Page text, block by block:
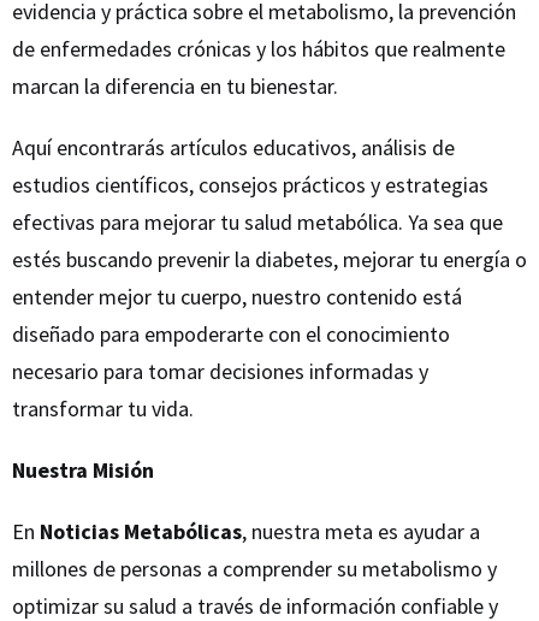
evidencia y práctica sobre el metabolismo, la prevención
de enfermedades crónicas y los hábitos que realmente
marcan la diferencia en tu bienestar.
Aquí encontrarás artículos educativos, análisis de
estudios científicos, consejos prácticos y estrategias
efectivas para mejorar tu salud metabólica. Ya sea que
estés buscando prevenir la diabetes, mejorar tu energía o
entender mejor tu cuerpo, nuestro contenido está
diseñado para empoderarte con el conocimiento
necesario para tomar decisiones informadas y
transformar tu vida.
Nuestra Misión
En Noticias Metabólicas, nuestra meta es ayudar a
millones de personas a comprender su metabolismo y
optimizar su salud a través de información confiable y